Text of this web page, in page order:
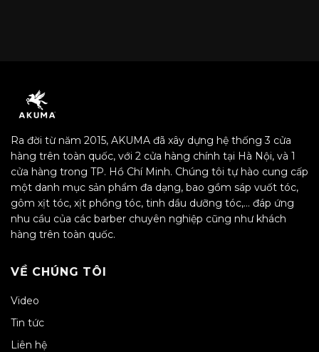
Ra đời từ năm 2015, AKUMA đã xây dựng hệ thống 3 cửa
hàng trên toàn quốc, với 2 cửa hàng chính tại Hà Nội, và 1
cửa hàng trong TP. Hồ Chí Minh. Chúng tôi tự hào cung cấp
một danh mục sản phẩm đa dạng, bao gồm sáp vuốt tóc,
gôm xịt tóc, xịt phồng tóc, tinh dầu dưỡng tóc,… đáp ứng
nhu cầu của các barber chuyên nghiệp cũng như khách
hàng trên toàn quốc.
VỀ CHÚNG TÔI
Video
Tin tức
Liên hệ